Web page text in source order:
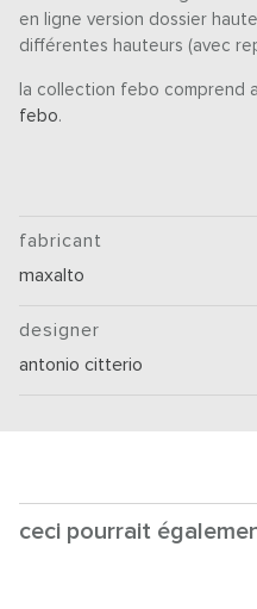
en ligne version dossier
différentes hauteurs (avec
la collection febo comprend
febo.
fabricant
maxalto
designer
antonio citterio
ceci pourrait